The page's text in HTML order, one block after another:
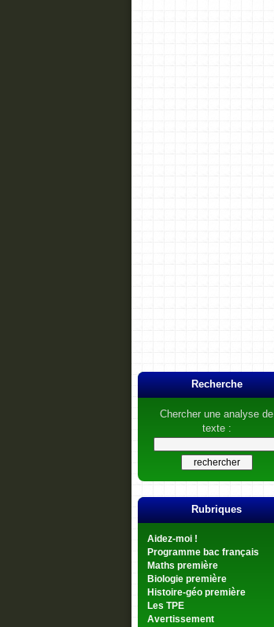
Recherche
Chercher une analyse de
texte :
Rubriques
Aidez-moi !
Programme bac français
Maths première
Biologie première
Histoire-géo première
Les TPE
Avertissement